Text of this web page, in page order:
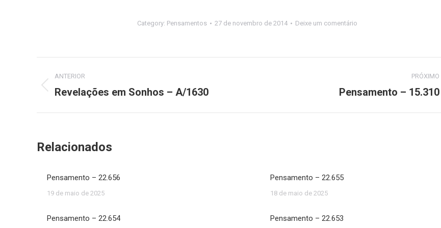
Category: Pensamentos 27 de novembro de 2014 Deixe um comentário
de
post:
ANTERIOR
Post
Revelações em Sonhos – A/1630
PRÓXIMO
Pensamento – 15.310
Relacionados
Pensamento – 22.656
19 de maio de 2025
Pensamento – 22.655
18 de maio de 2025
Pensamento – 22.654 Pensamento – 22.653